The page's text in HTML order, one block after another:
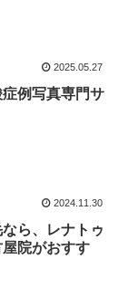
2025.05.27
例写真専門サ
2024.11.30
ら、レナトゥ
院がおすす